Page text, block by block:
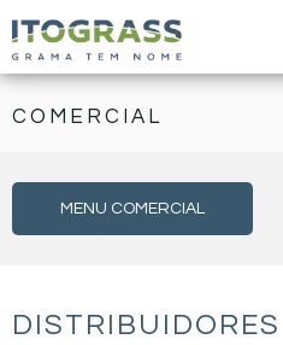
COMERCIAL
MENU COMERCIAL